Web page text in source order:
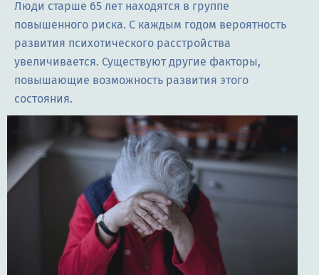
Люди старше 65 лет находятся в группе
повышенного риска. С каждым годом вероятность
развития психотического расстройства
увеличивается. Существуют другие факторы,
повышающие возможность развития этого
состояния.